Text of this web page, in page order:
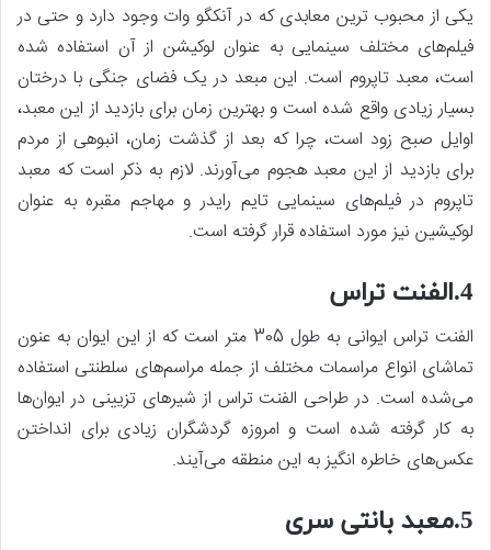
یکی از محبوب ترین معابدی که در آنکگو وات وجود دارد و حتی در
فیلم‌های مختلف سینمایی به عنوان لوکیشن از آن استفاده شده
است، معبد تاپروم است. این مبعد در یک فضای جنگی با درختان
بسیار زیادی واقع شده است و بهترین زمان برای بازدید از این معبد،
اوایل صبح زود است، چرا که بعد از گذشت زمان، انبوهی از مردم
برای بازدید از این معبد هجوم می‌آورند. لازم به ذکر است که معبد
تاپروم در فیلم‌های سینمایی تایم رایدر و مهاجم مقبره به عنوان
لوکیشین نیز مورد استفاده قرار گرفته است.
4.الفنت تراس
الفنت تراس ایوانی به طول 305 متر است که از این ایوان به عنون
تماشای انواع مراسمات مختلف از جمله مراسم‌های سلطنتی استفاده
می‌شده است. در طراحی الفنت تراس از شیرهای تزیینی در ایوان‌ها
به کار گرفته شده است و امروزه گردشگران زیادی برای انداختن
عکس‌های خاطره انگیز به این منطقه می‌آیند.
5.معبد بانتی سری